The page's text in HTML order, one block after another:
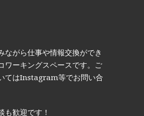
ながら仕事や情報交換ができ
ワーキングスペースです。ご
てはInstagram等でお問い合
も歓迎です！